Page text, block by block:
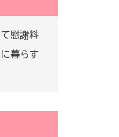
慰謝料
暮らす